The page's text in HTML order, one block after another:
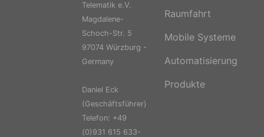
Telematik e.V.
Magdalene-
Schoch-Str. 5
97074 Würzburg -
Germany
Daniel Eck
(Geschäftsführer)
Telefon: +49
(0)931 615 633-
Raumfahrt
Mobile Systeme
Automatisierung
Produkte